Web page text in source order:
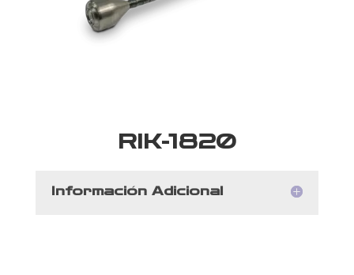
RIK-1820
Información Adicional